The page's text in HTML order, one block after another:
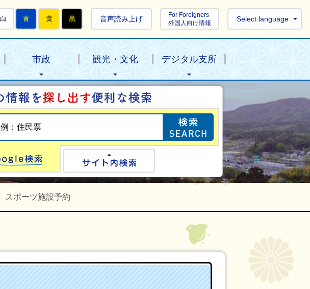
白 青 黄 黒 音声読み上げ
For Foreigners
外国人向け情報
Select language
市政 観光・文化 デジタル支所
目的の情報を探
Google検索
スポーツ施設予約